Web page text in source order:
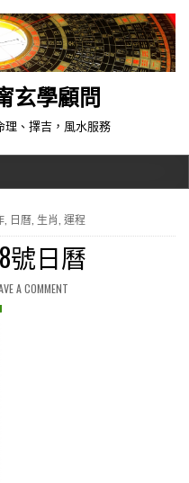
玄學顧問
理、擇吉，風水服務
, 日曆, 生肖, 運程
號日曆
A COMMENTON 2014年4月8號日曆